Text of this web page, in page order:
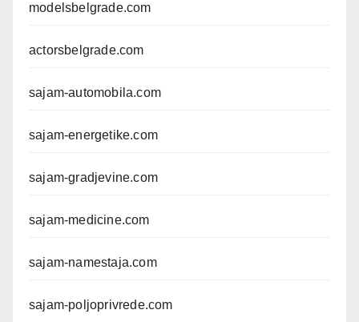
modelsbelgrade.com
actorsbelgrade.com
sajam-automobila.com
sajam-energetike.com
sajam-gradjevine.com
sajam-medicine.com
sajam-namestaja.com
sajam-poljoprivrede.com